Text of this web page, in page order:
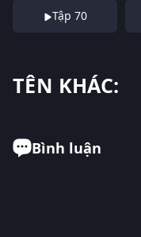
Tập 70
TÊN KHÁC:
Bình luận